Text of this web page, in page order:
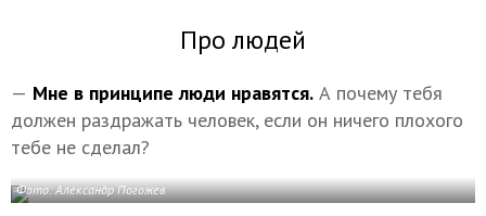
Про людей
— Мне в принципе люди нравятся. А почему тебя
должен раздражать человек, если он ничего плохого
тебе не сделал?
Фото: Александр Погожев